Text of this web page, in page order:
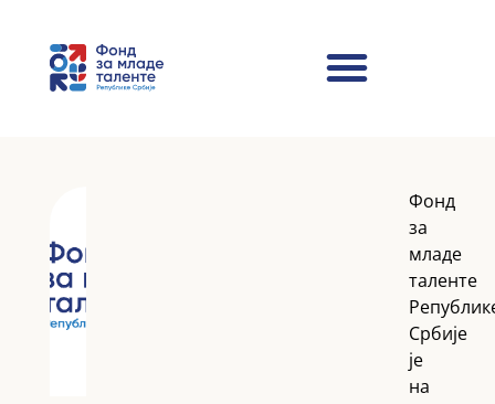
Фонд
за
младе
таленте
Србије
је
на